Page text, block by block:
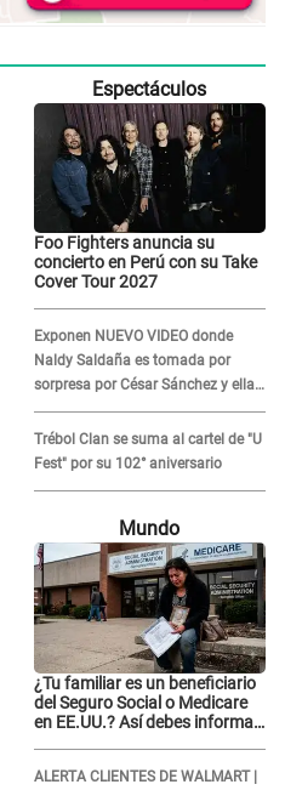
Espectáculos
Foo Fighters anuncia su
concierto en Perú con su Take
Cover Tour 2027
Exponen NUEVO VIDEO donde
Naldy Saldaña es tomada por
sorpresa por César Sánchez y ella
evidencia su REACCIÓN: Le agarró
la mano
Trébol Clan se suma al cartel de "U
Fest" por su 102° aniversario
Mundo
¿Tu familiar es un beneficiario
del Seguro Social o Medicare
en EE.UU.? Así debes informar
ALERTA CLIENTES DE WALMART |